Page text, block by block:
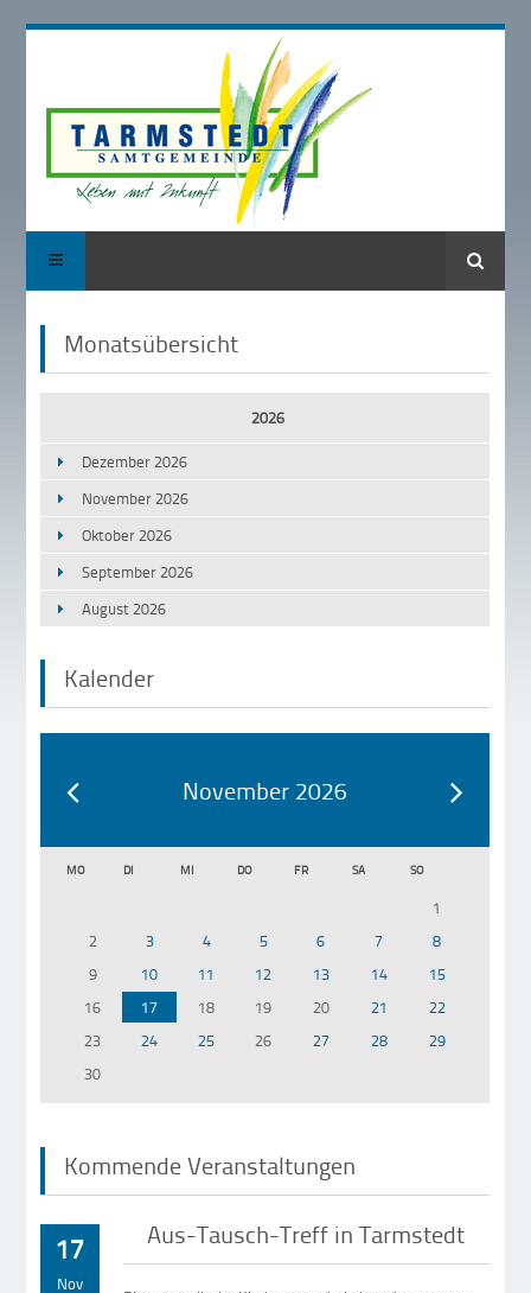
Suche
Monatsübersicht
2026
Dezember 2026
November 2026
Oktober 2026
September 2026
August 2026
Kalender
November 2026
MO DI MI DO FR SA SO
1
2
3 4 5 6 7
8
9
10 11 12 13 14
15
16
17 18 19 20 21
22
23
24 25 26 27 28
29
30
Kommende Veranstaltungen
17
Nov
Aus-Tausch-Treff in Tarmstedt